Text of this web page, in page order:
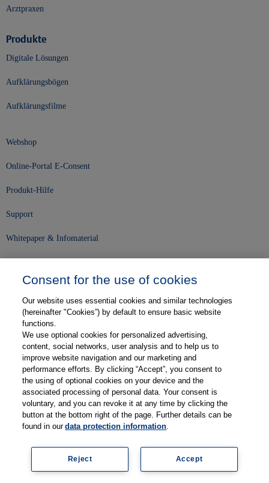
Arztpraxen
Produkte
Digitale Lösungen
Aufklärungsbögen
Aufklärungsfilme
Webshop
Online-Portal E-Consent
Produkt-Hilfe
Support
Whitepaper & Infomaterial
Karriere
Kontakt
Web-Semniare
Anwenderberichte
Partner
Impressum Datenschutz Kontakt AGB
Consent for the use of cookies
Our website uses essential cookies and similar technologies
(hereinafter "Cookies”) by default to ensure basic website
functions.
We use optional cookies for personalized advertising,
content, social networks, user analysis and to help us to
improve website navigation and our marketing and
performance efforts. By clicking “Accept”, you consent to
the using of optional cookies on your device and the
associated processing of personal data. Your consent is
voluntary, and you can revoke it at any time by clicking the
button at the bottom right of the page. Further details can be
found in ourdata protection information.
Accept
Reject